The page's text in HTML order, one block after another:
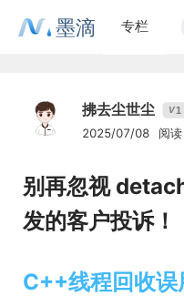
墨滴 专栏
拂去尘世尘 V1
2025/07/08 阅
别再忽视
发的客户投诉！
C++线程回收误